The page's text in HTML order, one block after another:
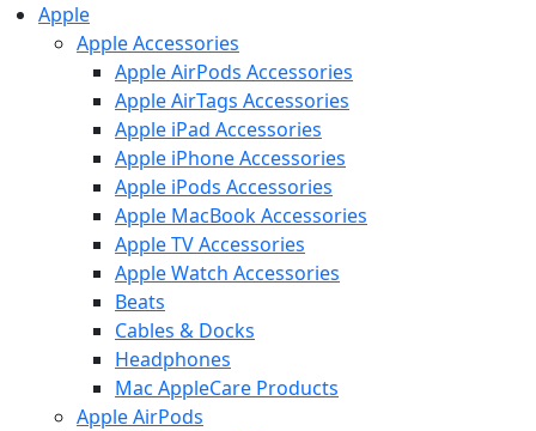
Apple
Apple Accessories
Apple AirPods Accessories
Apple AirTags Accessories
Apple iPad Accessories
Apple iPhone Accessories
Apple iPods Accessories
Apple MacBook Accessories
Apple TV Accessories
Apple Watch Accessories
Beats
Cables & Docks
Headphones
Mac AppleCare Products
Apple AirPods